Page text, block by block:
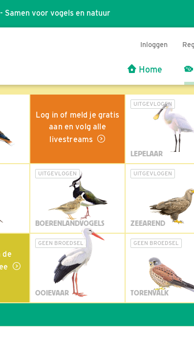
- Samen voor vogels en natuur
Inloggen
Home
Log in of meld je gratis
aan en volg alle
livestreams
UITGEVLOGEN
LEPELAAR
UITGEVLOGEN
BOERENLANDVOGELS
UITGEVLOGEN
ZEEAREND
de
GEEN BROEDSEL
OOIEVAAR
GEEN BROEDSEL
TORENVALK